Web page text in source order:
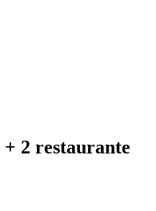
2 restaurante